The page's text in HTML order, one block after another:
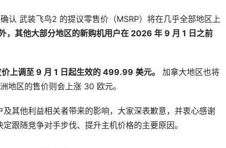
认 武装飞鸟2 的提议零售价（MSRP）将在几乎全部地区上
，其他大部分地区的新购机用户在 2026 年 9 月 1 日之前
上调至 9 月 1 日起生效的 499.99 美元。
加拿大地区也将
地区的售价则会上涨 30 欧元。
其他利益相关者带来的影响，大家深表歉意，并衷心感谢
跟随竞争对手步伐、提升主机价格的主要原因。